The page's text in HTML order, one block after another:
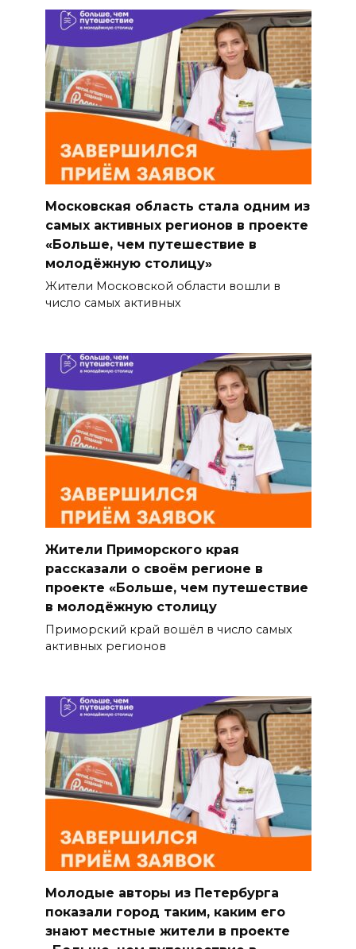
Московская область стала одним из
самых активных регионов в проекте
«Больше, чем путешествие в
молодёжную столицу»
Жители Московской области вошли в
число самых активных
Жители Приморского края
рассказали о своём регионе в
проекте «Больше, чем путешествие
в молодёжную столицу
Приморский край вошёл в число самых
активных регионов
Молодые авторы из Петербурга
показали город таким, каким его
знают местные жители в проекте